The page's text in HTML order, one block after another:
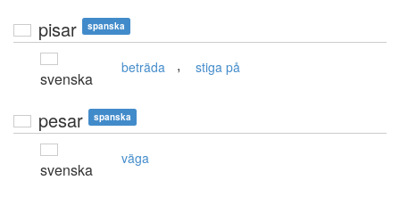
pisar spanska
svenska
beträda , stiga på
pesar spanska
svenska
väga